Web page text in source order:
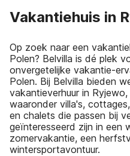
Vakantiehuis in
Op zoek naar een
Polen? Belvilla is dé plek
onvergetelijke vakantie-
Polen. Bij Belvilla bieden
vakantieverhuur in
waaronder villa's,
en chalets die passen bij
geïnteresseerd zijn in een
zomervakantie, een
wintersportavontuur.